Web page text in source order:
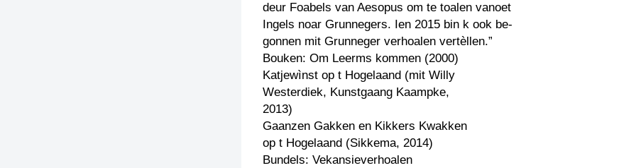
deur Foabels van Aesopus om te toalen vanoet
Ingels noar Grunnegers. Ien 2015 bin k ook be-
gonnen mit Grunneger verhoalen vertèllen.”
Bouken: Om Leerms kommen (2000)
Katjewìnst op t Hogelaand (mit Willy
Westerdiek, Kunstgaang Kaampke,
2013)
Gaanzen Gakken en Kikkers Kwakken
op t Hogelaand (Sikkema, 2014)
Bundels: Vekansieverhoalen